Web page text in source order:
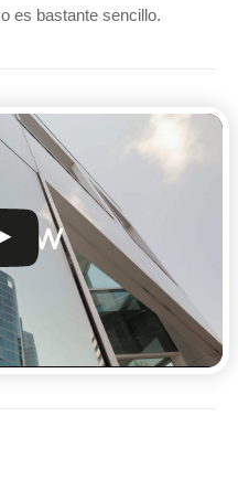
es bastante sencillo.